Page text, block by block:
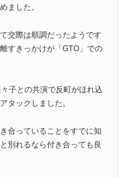
ました。
交際は順調だったようです
すきっかけが「GTO」での
々子との共演で反町がほれ込
タックしました。
合っていることをすでに知
別れるなら付き合っても良